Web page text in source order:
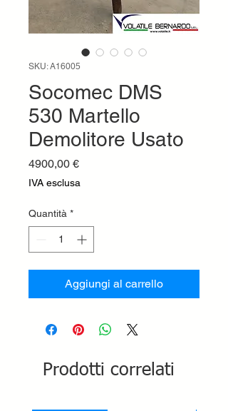
SKU: A16005
Socomec DMS
530 Martello
Demolitore Usato
4900,00 €Prezzo
IVA esclusa
Quantità *
Aggiungi al carrello
Prodotti correlati